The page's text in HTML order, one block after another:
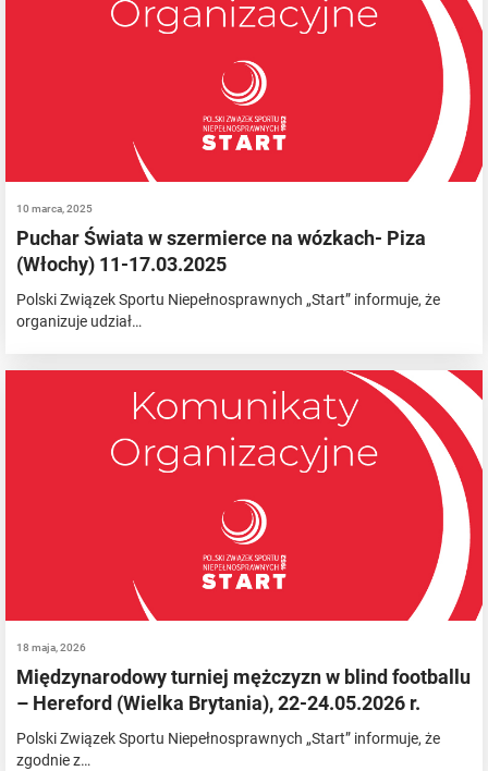
10 marca, 2025
Puchar Świata w szermierce na wózkach- Piza
(Włochy) 11-17.03.2025
Polski Związek Sportu Niepełnosprawnych „Start” informuje, że
organizuje udział…
18 maja, 2026
Międzynarodowy turniej mężczyzn w blind footballu
– Hereford (Wielka Brytania), 22-24.05.2026 r.
Polski Związek Sportu Niepełnosprawnych „Start” informuje, że
zgodnie z…